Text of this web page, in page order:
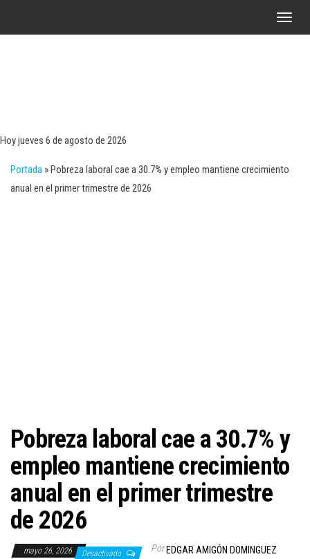
A
l
Hoy jueves 6 de agosto de 2026
Portada »Pobreza laboral cae a 30.7% y empleo mantiene crecimiento
anual en el primer trimestre de 2026
Pobreza laboral cae a 30.7% y
empleo mantiene crecimiento
anual en el primer trimestre
de 2026
mayo 26, 2026 Desactivado Por EDGAR AMIGÓN DOMINGUEZ